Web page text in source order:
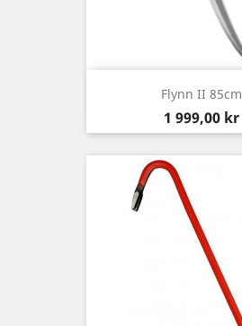
Flynn II 85cm
Pris
1 999,00 kr